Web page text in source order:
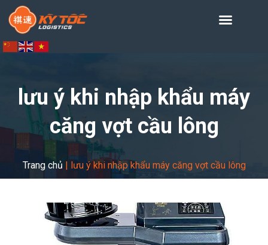
lưu ý khi nhập khẩu máy
căng vợt cầu lông
Trang chủ | lưu ý khi nhập khẩu máy căng vợt cầu lông